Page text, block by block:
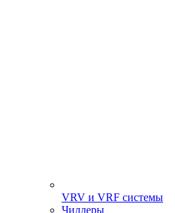
VRV и VRF системы
Чиллеры